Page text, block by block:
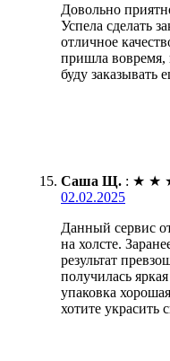
Довольно
Успела сделать
отличное
пришла вовремя,
буду заказывать
Саша Щ. : ★ ★
02.02.2025
Данный сервис
на холсте.
результат
получилась
упаковка
хотите украсить